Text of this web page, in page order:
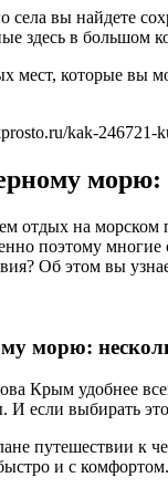
села вы найдете
здесь в большом
мест, которые вы
kak-246721-
морю:
отдых на морском
поэтому многие
Об этом вы
морю:
Крым удобнее
И если выбирать
путешествии к
и с